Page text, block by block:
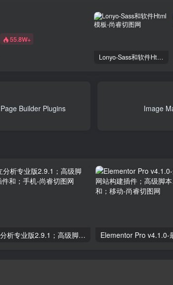
55.8W+
Lonyo-Sass和软件Html模板
JetElements v2.6.8 - Addon for Elementor Page Builder Plugins
独立分析专业版2.9.1；高级脚本、插件和；手机